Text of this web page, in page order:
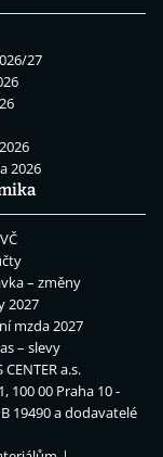
27
2026
– změny
2027
mzda 2027
– slevy
CENTER a.s.
100 00 Praha 10 -
19490 a dodavatelé